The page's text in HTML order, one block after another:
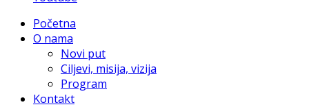
Početna
O nama
Novi put
Ciljevi, misija, vizija
Program
Kontakt